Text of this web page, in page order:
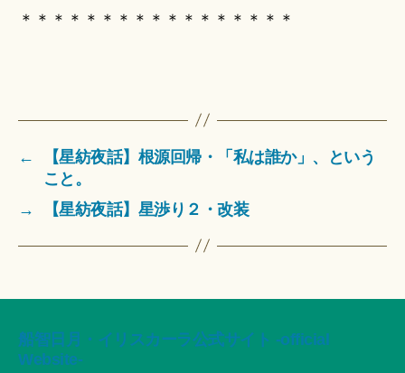
＊＊＊＊＊＊＊＊＊＊＊＊＊＊＊＊＊
←
【星紡夜話】根源回帰・「私は誰か」、という
こと。
→
【星紡夜話】星渉り２・改装
船智日月・イリスカーラ公式サイト -official
Website-